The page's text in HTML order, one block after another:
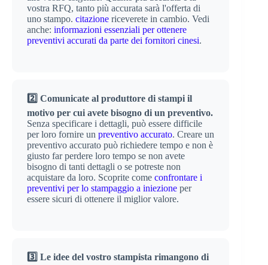
vostra RFQ, tanto più accurata sarà l'offerta di
uno stampo. citazione riceverete in cambio. Vedi
anche: informazioni essenziali per ottenere
preventivi accurati da parte dei fornitori cinesi.
2️⃣ Comunicate al produttore di stampi il
motivo per cui avete bisogno di un preventivo.
Senza specificare i dettagli, può essere difficile
per loro fornire un preventivo accurato. Creare un
preventivo accurato può richiedere tempo e non è
giusto far perdere loro tempo se non avete
bisogno di tanti dettagli o se potreste non
acquistare da loro. Scoprite come confrontare i
preventivi per lo stampaggio a iniezione per
essere sicuri di ottenere il miglior valore.
3️⃣ Le idee del vostro stampista rimangono di